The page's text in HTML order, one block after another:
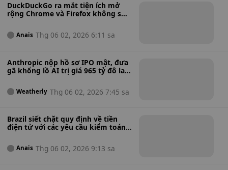
DuckDuckGo ra mắt tiện ích mở
rộng Chrome và Firefox không sử
công cụ tìm kiếm dựa trên AI của
Google.
Anais Thg 06 02, 2026 6:11 sa
Anthropic nộp hồ sơ IPO mật, đưa
gã khổng lồ AI trị giá 965 tỷ đô la
đua niêm yết công khai.
Weatherly Thg 06 02, 2026 7:45 sa
Brazil siết chặt quy định về tiền
điện tử với các yêu cầu kiểm toán
ngặt hơn cho các sàn giao dịch.
Anais Thg 06 02, 2026 9:13 sa